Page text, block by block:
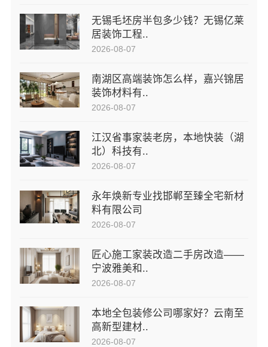
无锡毛坯房半包多少钱？无锡亿莱
居装饰工程..
2026-08-07
南湖区高端装饰怎么样，嘉兴锦居
装饰材料有..
2026-08-07
江汉省事家装老房，本地快装（湖
北）科技有..
2026-08-07
永年焕新专业找邯郸至臻全宅新材
料有限公司
2026-08-07
匠心施工家装改造二手房改造——
宁波雅美和..
2026-08-07
本地全包装修公司哪家好？云南至
高新型建材..
2026-08-07